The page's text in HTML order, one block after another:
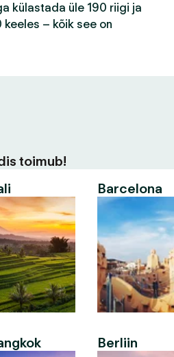
külastada üle 190 riigi ja
– kõik see on
toimub!
Barcelona
Berliin